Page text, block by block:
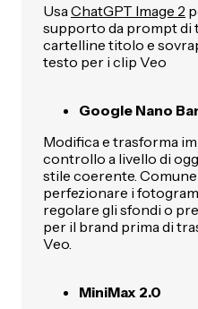
Usa ChatGPT Image 2
supporto da prompt di
cartelline titolo e
testo per i clip Veo
Google Nano
Modifica e trasforma
controllo a livello di
stile coerente.
perfezionare i
regolare gli sfondi o
per il brand prima di
Veo.
MiniMax 2.0